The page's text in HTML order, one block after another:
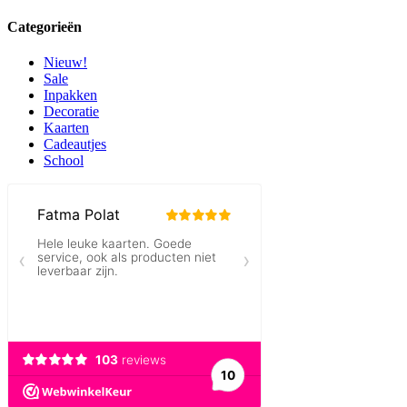
Categorieën
Nieuw!
Sale
Inpakken
Decoratie
Kaarten
Cadeautjes
School